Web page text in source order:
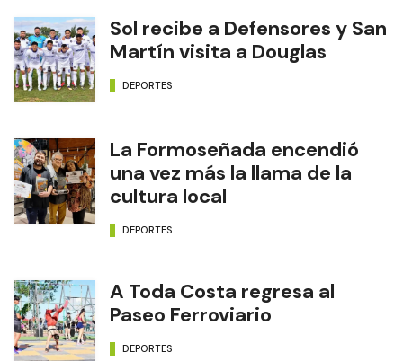
Sol recibe a Defensores y San
Martín visita a Douglas
DEPORTES
La Formoseñada encendió
una vez más la llama de la
cultura local
DEPORTES
A Toda Costa regresa al
Paseo Ferroviario
DEPORTES